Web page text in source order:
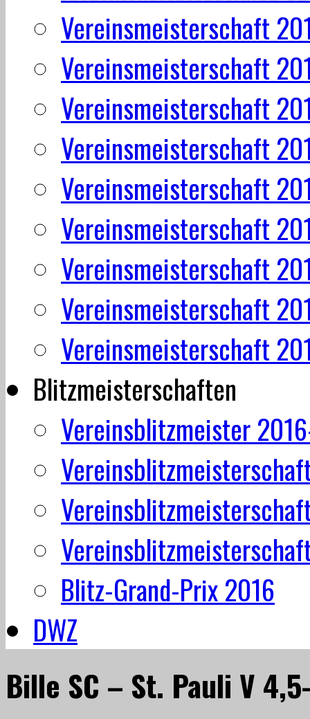
Vereinsmeisterschaft
Vereinsmeisterschaft
Vereinsmeisterschaft
Vereinsmeisterschaft
Vereinsmeisterschaft
Vereinsmeisterschaft
Vereinsmeisterschaft
Vereinsmeisterschaft
Vereinsmeisterschaft
Blitzmeisterschaften
Vereinsblitzmeister
Blitz-Grand-Prix 2016
DWZ
Bille SC – St. Pauli V